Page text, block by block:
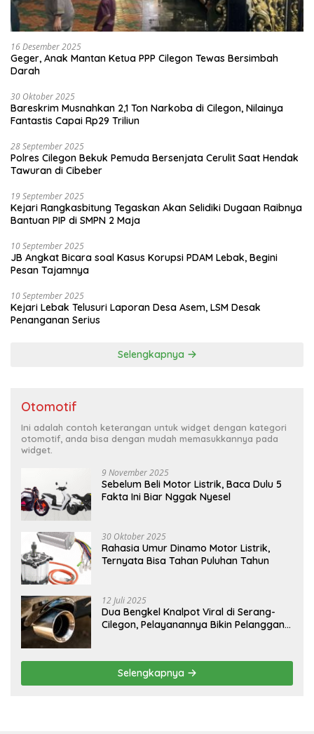
16 Desember 2025
Geger, Anak Mantan Ketua PPP Cilegon Tewas Bersimbah
Darah
30 Oktober 2025
Bareskrim Musnahkan 2,1 Ton Narkoba di Cilegon, Nilainya
Fantastis Capai Rp29 Triliun
28 September 2025
Polres Cilegon Bekuk Pemuda Bersenjata Cerulit Saat Hendak
Tawuran di Cibeber
19 September 2025
Kejari Rangkasbitung Tegaskan Akan Selidiki Dugaan Raibnya
Bantuan PIP di SMPN 2 Maja
10 September 2025
JB Angkat Bicara soal Kasus Korupsi PDAM Lebak, Begini
Pesan Tajamnya
10 September 2025
Kejari Lebak Telusuri Laporan Desa Asem, LSM Desak
Penanganan Serius
Selengkapnya
Otomotif
Ini adalah contoh keterangan untuk widget dengan kategori
otomotif, anda bisa dengan mudah memasukkannya pada
widget.
9 November 2025
Sebelum Beli Motor Listrik, Baca Dulu 5
Fakta Ini Biar Nggak Nyesel
30 Oktober 2025
Rahasia Umur Dinamo Motor Listrik,
Ternyata Bisa Tahan Puluhan Tahun
12 Juli 2025
Dua Bengkel Knalpot Viral di Serang-
Cilegon, Pelayanannya Bikin Pelanggan
Selengkapnya